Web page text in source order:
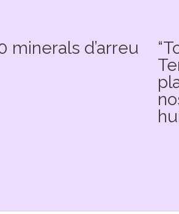
minerals d’arreu